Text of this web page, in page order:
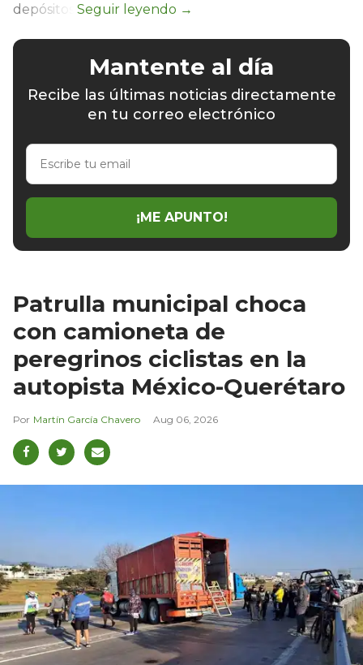
depósitos.
Mantente al día
Recibe las últimas noticias directamente
en tu correo electrónico
Escribe
email
¡ME APUNTO!
Patrulla municipal choca
con camioneta de
peregrinos ciclistas en la
autopista México-Querétaro
Martín García Chavero Aug 06, 2026